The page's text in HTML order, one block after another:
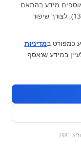
0
הקניות שלי
מידע בהתאם
לחוק הגנת הפרטיות, התשמ"א-1981 (סעיף 13), לצורך שיפור
כמפורט במדיניות
במידע שנאסף